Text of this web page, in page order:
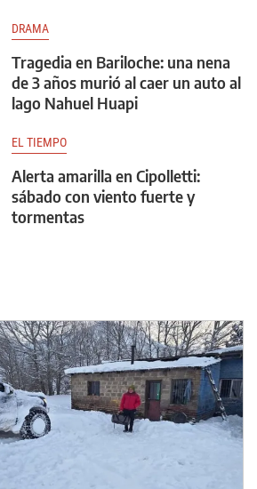
DRAMA
Tragedia en Bariloche: una nena
de 3 años murió al caer un auto al
lago Nahuel Huapi
EL TIEMPO
Alerta amarilla en Cipolletti:
sábado con viento fuerte y
tormentas